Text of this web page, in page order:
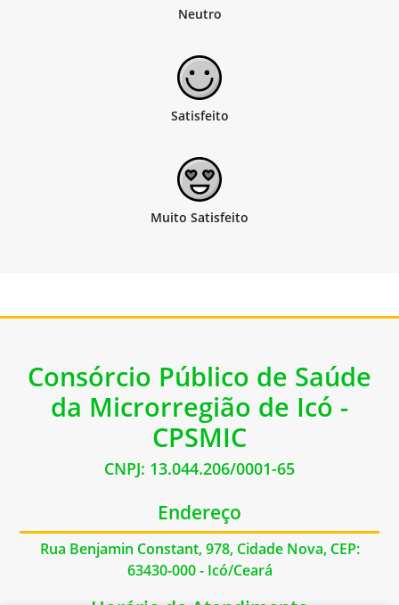
Consórcio Público de Saúde
da Microrregião de Icó -
CPSMIC
CNPJ: 13.044.206/0001-65
Endereço
Rua Benjamin Constant, 978, Cidade Nova, CEP:
63430-000 - Icó/Ceará